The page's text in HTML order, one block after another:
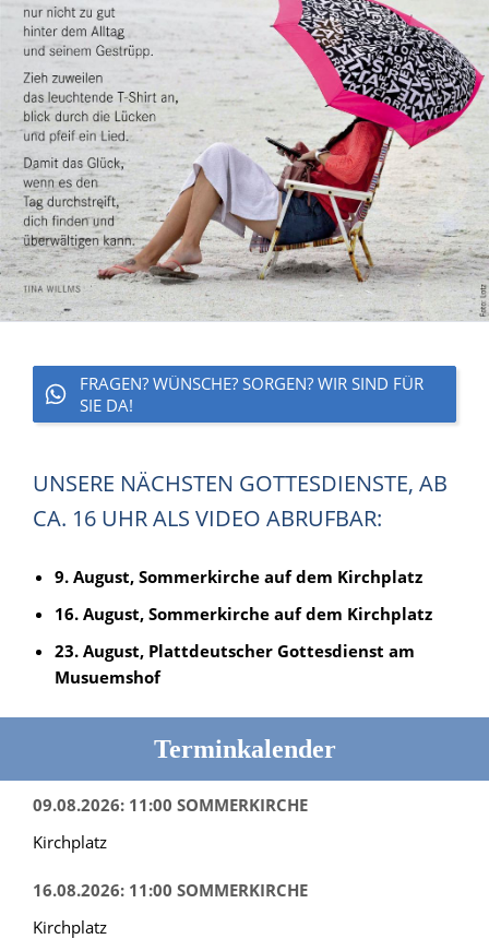
FRAGEN? WÜNSCHE? SORGEN? WIR SIND FÜR
SIE DA!
UNSERE NÄCHSTEN GOTTESDIENSTE, AB
CA. 16 UHR ALS VIDEO ABRUFBAR:
9. August, Sommerkirche auf dem Kirchplatz
16. August, Sommerkirche auf dem Kirchplatz
23. August, Plattdeutscher Gottesdienst am
Musuemshof
Terminkalender
09.08.2026: 11:00 SOMMERKIRCHE
Kirchplatz
16.08.2026: 11:00 SOMMERKIRCHE
Kirchplatz